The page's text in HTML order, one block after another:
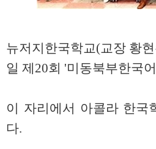
뉴저지한국학교(교장 황
일 제20회 '미동북부한국
이 자리에서 아콜라 한국
다.